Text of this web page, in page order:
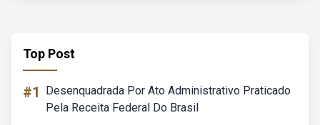
Top Post
#1
Desenquadrada Por Ato Administrativo Praticado
Pela Receita Federal Do Brasil